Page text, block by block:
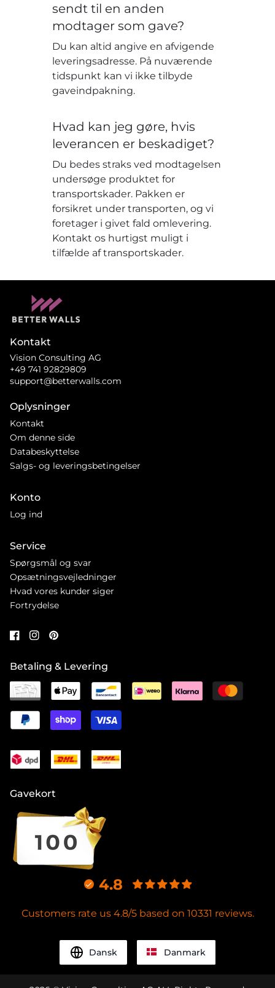
sendt til en anden
modtager som gave?
Du kan altid angive en afvigende
leveringsadresse. På nuværende
tidspunkt kan vi ikke tilbyde
gaveindpakning.
Hvad kan jeg gøre, hvis
leverancen er beskadiget?
Du bedes straks ved modtagelsen
undersøge produktet for
transportskader. Pakken er
forsikret under transporten, og vi
foretager i givet fald omlevering.
Kontakt os hurtigst muligt i
tilfælde af transportskader.
Kontakt
Vision Consulting AG
+49 741 92829809
support@betterwalls.com
Oplysninger
Kontakt
Om denne side
Databeskyttelse
Salgs- og leveringsbetingelser
Konto
Log ind
Service
Spørgsmål og svar
Opsætningsvejledninger
Hvad vores kunder siger
Fortrydelse
Betaling & Levering
Gavekort
4.8
Customers rate us 4.8/5 based on 10331 reviews.
Dansk Danmark